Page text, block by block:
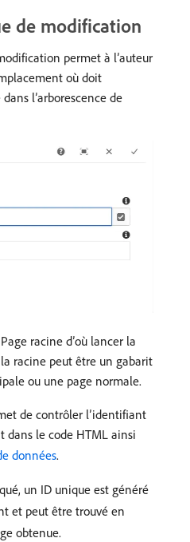
de modification
permet à l’auteur
où doit
l’arborescence de
racine d’où lancer la
racine peut être un gabarit
ou une page normale.
de contrôler l’identifiant
dans le code HTML ainsi
données.
un ID unique est généré
et peut être trouvé en
obtenue.